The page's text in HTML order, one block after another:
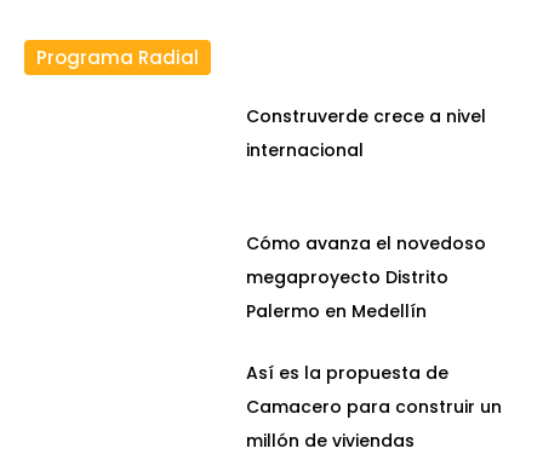
Programa Radial
Construverde crece a nivel
internacional
Cómo avanza el novedoso
megaproyecto Distrito
Palermo en Medellín
Así es la propuesta de
Camacero para construir un
millón de viviendas